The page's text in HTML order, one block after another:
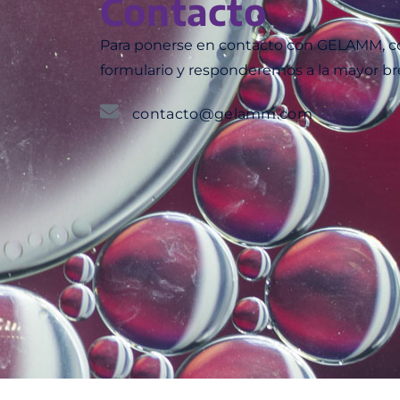
Contacto
Para ponerse en contacto con GELAMM,
formulario y responderemos a la mayor
contacto@gelamm.com